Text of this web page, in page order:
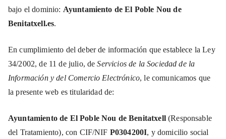
bajo el dominio: Ayuntamiento de El Poble Nou de
Benitatxell.es.
En cumplimiento del deber de información que establece la Ley
34/2002, de 11 de julio, deServicios de la Sociedad de la
Información y del Comercio Electrónico, le comunicamos que
la presente web es titularidad de:
Ayuntamiento de El Poble Nou de Benitatxell(Responsable
del Tratamiento), con CIF/NIF P0304200I, y domicilio social